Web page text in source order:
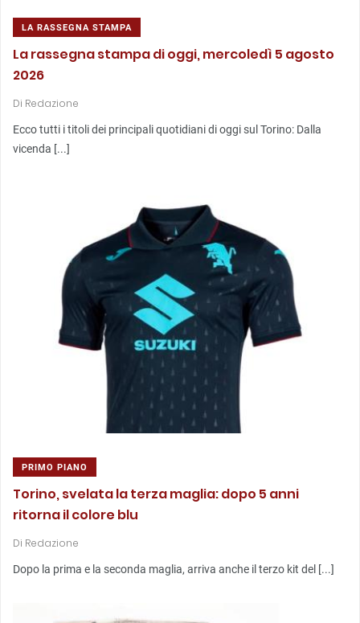
LA RASSEGNA STAMPA
La rassegna stampa di oggi, mercoledì 5 agosto
2026
Di Redazione
Ecco tutti i titoli dei principali quotidiani di oggi sul Torino: Dalla
vicenda [...]
PRIMO PIANO
Torino, svelata la terza maglia: dopo 5 anni
ritorna il colore blu
Di Redazione
Dopo la prima e la seconda maglia, arriva anche il terzo kit del [...]